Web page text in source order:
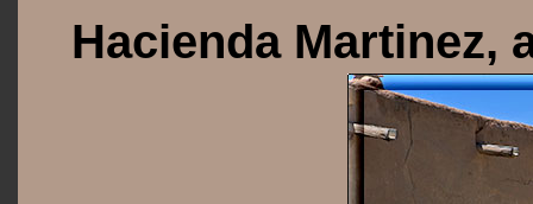
Hacienda Martinez,